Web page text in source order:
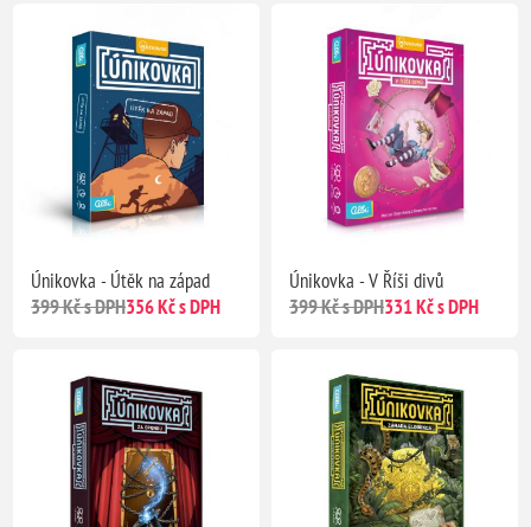
Únikovka - Útěk na západ
399 Kč s DPH356 Kč s DPH
Únikovka - V Říši divů
399 Kč s DPH331 Kč s DPH